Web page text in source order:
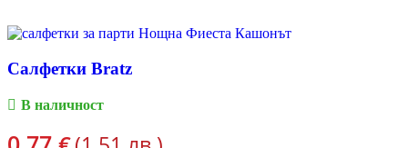
Салфетки Bratz
В наличност